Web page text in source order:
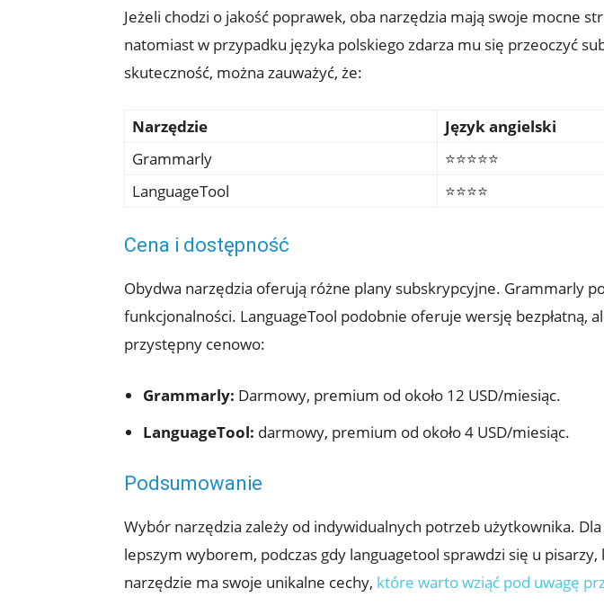
Jeżeli chodzi o jakość poprawek, oba narzędzia mają swoje mocne
natomiast w przypadku języka polskiego zdarza mu się przeoczyć
skuteczność, można zauważyć, że:
Narzędzie Język angielski
Grammarly
⭐️⭐️⭐️⭐️⭐️
LanguageTool
⭐️⭐️⭐️⭐️
Cena i dostępność
Obydwa narzędzia oferują różne plany subskrypcyjne. Grammarly
funkcjonalności. LanguageTool podobnie oferuje wersję
przystępny cenowo:
Grammarly: Darmowy, premium od około 12 USD/miesiąc.
LanguageTool: darmowy, premium od około 4 USD/miesiąc.
Podsumowanie
Wybór narzędzia zależy od indywidualnych potrzeb użytkownika.
lepszym wyborem, podczas gdy languagetool sprawdzi się u
narzędzie ma swoje unikalne cechy, które warto wziąć pod uwagę